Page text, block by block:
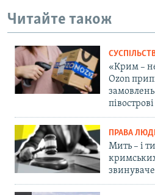
Читайте також
«Крим –
Ozon
півострові
ПРАВА
Мить – і